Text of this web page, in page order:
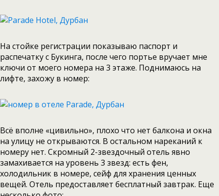
На стойке регистрации показываю паспорт и
распечатку с Букинга, после чего портье вручает мне
ключи от моего номера на 3 этаже. Поднимаюсь на
лифте, захожу в номер:
Всё вполне «цивильно», плохо что нет балкона и окна
на улицу не открываются. В остальном нареканий к
номеру нет. Скромный 2-звездочный отель явно
замахивается на уровень 3 звезд: есть фен,
холодильник в номере, сейф для хранения ценных
вещей. Отель предоставляет бесплатный завтрак. Еще